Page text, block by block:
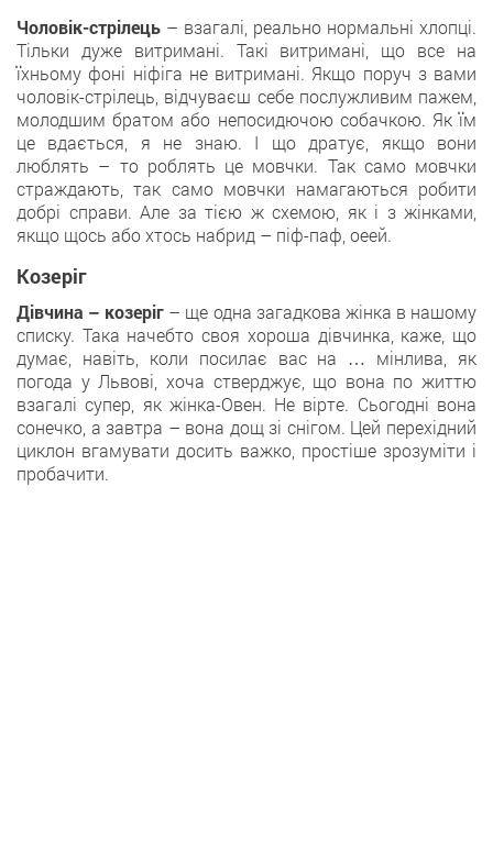
Чоловік-стрілець – взагалі, реально нормальні хлопці.
Тільки дуже витримані. Такі витримані, що все на
їхньому фоні ніфіга не витримані. Якщо поруч з вами
чоловік-стрілець, відчуваєш себе послужливим пажем,
молодшим братом або непосидючою собачкою. Як їм
це вдається, я не знаю. І що дратує, якщо вони
люблять – то роблять це мовчки. Так само мовчки
страждають, так само мовчки намагаються робити
добрі справи. Але за тією ж схемою, як і з жінками,
якщо щось або хтось набрид – піф-паф, оеей.
Козеріг
Дівчина – козеріг – ще одна загадкова жінка в нашому
списку. Така начебто своя хороша дівчинка, каже, що
думає, навіть, коли посилає вас на … мінлива, як
погода у Львові, хоча стверджує, що вона по життю
взагалі супер, як жінка-Овен. Не вірте. Сьогодні вона
сонечко, а завтра – вона дощ зі снігом. Цей перехідний
циклон вгамувати досить важко, простіше зрозуміти і
пробачити.